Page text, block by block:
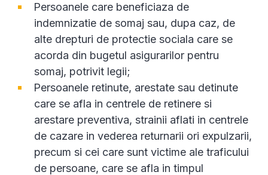
Persoanele care beneficiaza de
indemnizatie de somaj sau, dupa caz, de
alte drepturi de protectie sociala care se
acorda din bugetul asigurarilor pentru
somaj, potrivit legii;
Persoanele retinute, arestate sau detinute
care se afla in centrele de retinere si
arestare preventiva, strainii aflati in centrele
de cazare in vederea returnarii ori expulzarii,
precum si cei care sunt victime ale traficului
de persoane, care se afla in timpul